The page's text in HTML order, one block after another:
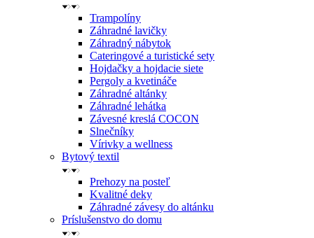
Trampolíny
Záhradné lavičky
Záhradný nábytok
Cateringové a turistické sety
Hojdačky a hojdacie siete
Pergoly a kvetináče
Záhradné altánky
Záhradné lehátka
Závesné kreslá COCON
Slnečníky
Vírivky a wellness
Bytový textil
Prehozy na posteľ
Kvalitné deky
Záhradné závesy do altánku
Príslušenstvo do domu